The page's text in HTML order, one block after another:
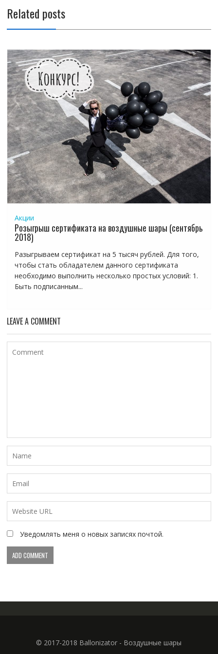
записям
Related posts
Акции
Розыгрыш сертификата на воздушные шары (сентябрь
2018)
Разыгрываем сертификат на 5 тысяч рублей. Для того,
чтобы стать обладателем данного сертификата
необходимо выполнить несколько простых условий: 1.
Быть подписанным...
LEAVE A COMMENT
Уведомлять меня о новых записях почтой.
© 2017-2018 Ballonizator - Воздушные шары